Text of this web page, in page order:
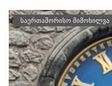
საერთაშორისო მიმოხილვა